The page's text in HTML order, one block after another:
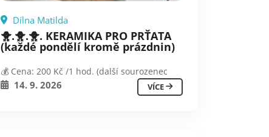
Dílna Matilda
🐥.🐥.🐥. KERAMIKA PRO PRŤATA
(každé pondělí kromě prázdnin)
💰 Cena: 200 Kč /1 hod. (další sourozenec
14. 9. 2026 VÍCE